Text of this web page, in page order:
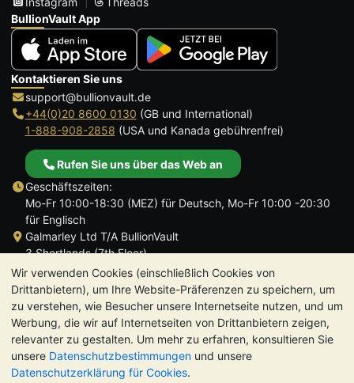
Wir verwenden Cookies (einschließlich Cookies von
Drittanbietern), um Ihre Website-Präferenzen zu speichern, um
zu verstehen, wie Besucher unsere Internetseite nutzen, und um
Werbung, die wir auf Internetseiten von Drittanbietern zeigen,
relevanter zu gestalten. Um mehr zu erfahren, konsultieren Sie
unsere Datenschutzbestimmungen und unsere
Datenschutzerklärung für Cookies.
BullionVault App
Kontaktieren Sie uns
support@bullionvault.de
+44(0)20 8600 0130 (GB und International)
1-888-908-2858 (USA und Kanada gebührenfrei)
Rufen Sie uns über das Web an
Geschäftszeiten:
Mo-Fr 10:00-18:30 (MEZ) für Deutsch, Mo-Fr 10:00 -20:30
für Englisch
Galmarley Ltd T/A BullionVault
3 Shortlands (7th Floor)
Hammersmith
London
W6 8DA
Großbritannien